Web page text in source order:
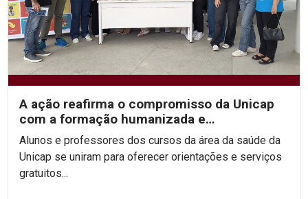
A ação reafirma o compromisso da Unicap
com a formação humanizada e
transformadora dos futuros...
Alunos e professores dos cursos da área da saúde da
Unicap se uniram para oferecer orientações e serviços
gratuitos...